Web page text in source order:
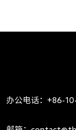
办公电话：+86-